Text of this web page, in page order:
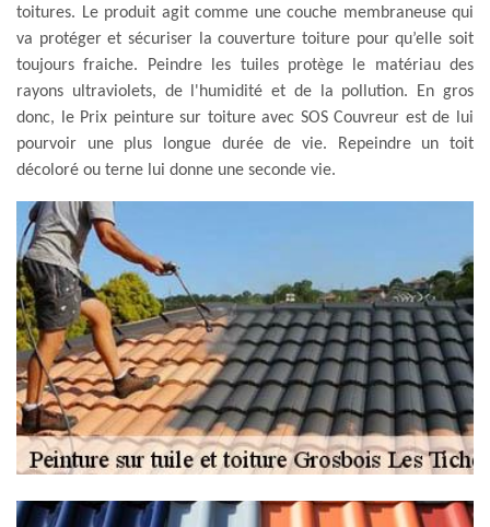
toitures. Le produit agit comme une couche membraneuse qui
va protéger et sécuriser la couverture toiture pour qu’elle soit
toujours fraiche. Peindre les tuiles protège le matériau des
rayons ultraviolets, de l'humidité et de la pollution. En gros
donc, le Prix peinture sur toiture avec SOS Couvreur est de lui
pourvoir une plus longue durée de vie. Repeindre un toit
décoloré ou terne lui donne une seconde vie.